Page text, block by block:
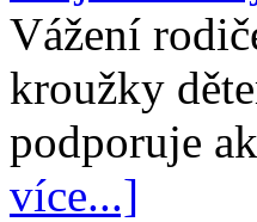
Vážení
kroužky
podporuje
více...]